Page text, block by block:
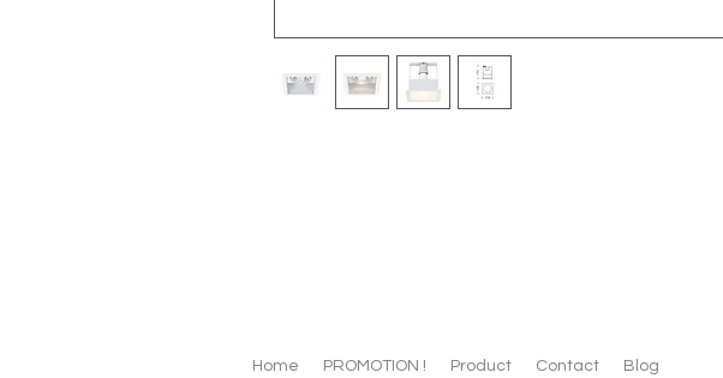
Home PROMOTION ! Product Contact Blog